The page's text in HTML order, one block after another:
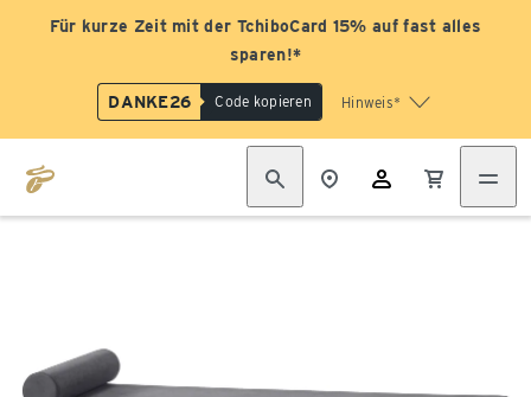
Für kurze Zeit mit der TchiboCard 15% auf fast alles
sparen!*
DANKE26 Code kopieren Hinweis*